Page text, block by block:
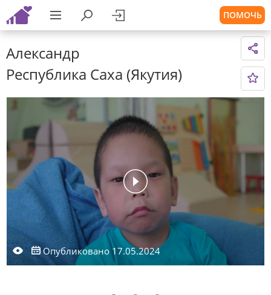
ПОМОЧЬ
Александр
Республика Саха (Якутия)
Опубликовано 17.05.2024